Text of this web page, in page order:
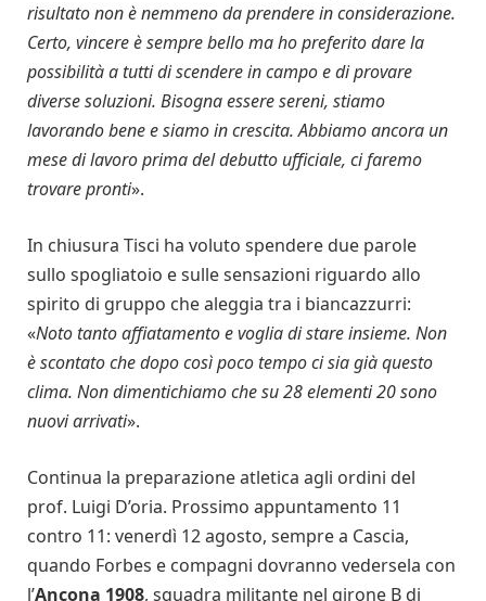
risultato non è nemmeno da prendere in considerazione.
Certo, vincere è sempre bello ma ho preferito dare la
possibilità a tutti di scendere in campo e di provare
diverse soluzioni. Bisogna essere sereni, stiamo
lavorando bene e siamo in crescita. Abbiamo ancora un
mese di lavoro prima del debutto ufficiale, ci faremo
trovare pronti».
In chiusura Tisci ha voluto spendere due parole
sullo spogliatoio e sulle sensazioni riguardo allo
spirito di gruppo che aleggia tra i biancazzurri:
«Noto tanto affiatamento e voglia di stare insieme. Non
è scontato che dopo così poco tempo ci sia già questo
clima. Non dimentichiamo che su 28 elementi 20 sono
nuovi arrivati».
Continua la preparazione atletica agli ordini del
prof. Luigi D’oria. Prossimo appuntamento 11
contro 11: venerdì 12 agosto, sempre a Cascia,
quando Forbes e compagni dovranno vedersela con
l’Ancona 1908, squadra militante nel girone B di